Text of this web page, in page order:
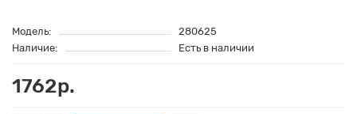
Модель:
280625
Наличие:
Есть в наличии
1762р.